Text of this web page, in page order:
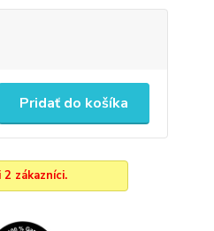
Pridať do košíka
zákazníci.